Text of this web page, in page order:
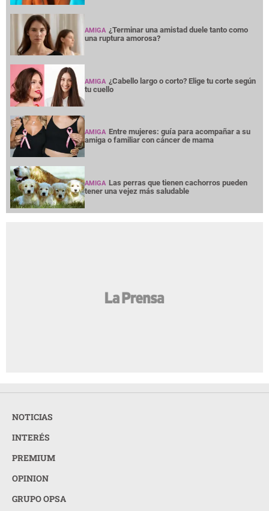
AMIGA ¿Terminar una amistad duele tanto como
una ruptura amorosa?
AMIGA ¿Cabello largo o corto? Elige tu corte según
tu cuello
AMIGA Entre mujeres: guía para acompañar a su
amiga o familiar con cáncer de mama
AMIGA Las perras que tienen cachorros pueden
tener una vejez más saludable
NOTICIAS
INTERÉS
PREMIUM
OPINION
GRUPO OPSA